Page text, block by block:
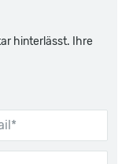
hinterlässt. Ihre